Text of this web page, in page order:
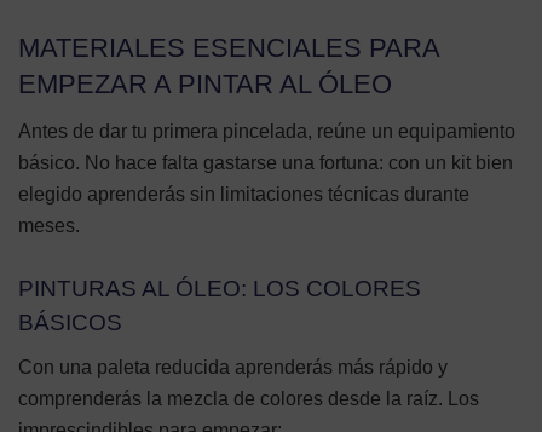
MATERIALES ESENCIALES PARA
EMPEZAR A PINTAR AL ÓLEO
Antes de dar tu primera pincelada, reúne un equipamiento
básico. No hace falta gastarse una fortuna: con un kit bien
elegido aprenderás sin limitaciones técnicas durante
meses.
PINTURAS AL ÓLEO: LOS COLORES
BÁSICOS
Con una paleta reducida aprenderás más rápido y
comprenderás la mezcla de colores desde la raíz. Los